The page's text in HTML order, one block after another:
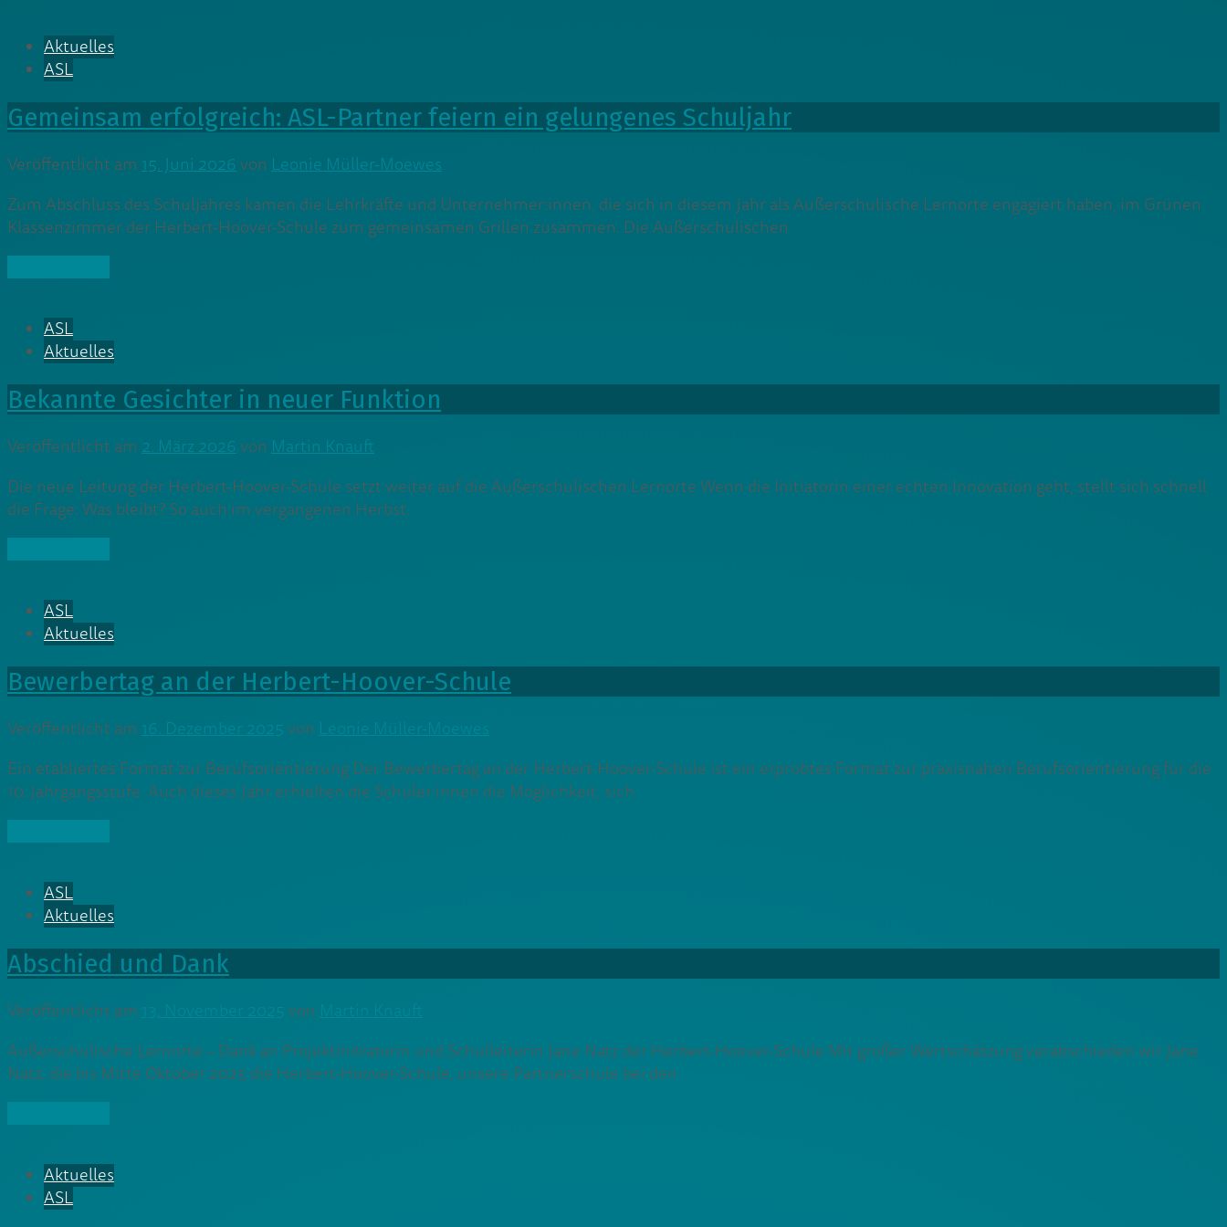
Aktuelles
ASL
Gemeinsam erfolgreich: ASL-Partner feiern ein gelungenes Schuljahr
Veröffentlicht am 15. Juni 2026von Leonie Müller-Moewes
Zum Abschluss des Schuljahres kamen die Lehrkräfte und Unternehmer:innen, die sich in diesem Jahr als Außerschulische Lernorte engagiert haben, im Grünen
Klassenzimmer der Herbert-Hoover-Schule zum gemeinsamen Grillen zusammen. Die Außerschulischen
ASL
Aktuelles
Bekannte Gesichter in neuer Funktion
Veröffentlicht am 2. März 2026von Martin Knauft
Die neue Leitung der Herbert-Hoover-Schule setzt weiter auf die Außerschulischen Lernorte Wenn die Initiatorin einer echten Innovation geht, stellt sich schnell
die Frage: Was bleibt? So auch im vergangenen Herbst.
ASL
Aktuelles
Bewerbertag an der Herbert-Hoover-Schule
Veröffentlicht am 16. Dezember 2025 von Leonie Müller-Moewes
Ein etabliertes Format zur Berufsorientierung Der Bewerbertag an der Herbert-Hoover-Schule ist ein erprobtes Format zur praxisnahen Berufsorientierung für die
10. Jahrgangsstufe. Auch dieses Jahr erhielten die Schüler:innen die Möglichkeit, sich
ASL
Aktuelles
Abschied und Dank
Veröffentlicht am von
Außerschulische Lernorte – Dank an Projektinitiatorin und Schulleiterin Jane Natz der Herbert-Hoover-Schule Mit großer Wertschätzung verabschieden wir Jane
Natz, die bis Mitte Oktober 2025 die Herbert-Hoover-Schule, unsere Partnerschule bei den
Aktuelles
ASL